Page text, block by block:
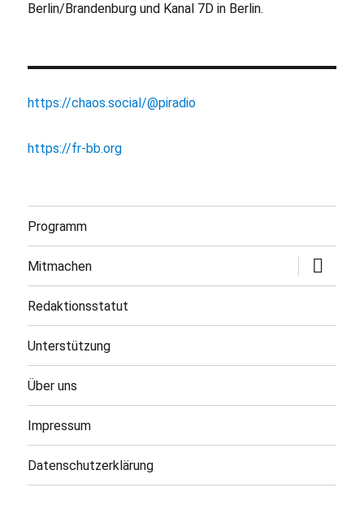
Berlin/Brandenburg und Kanal 7D in Berlin.
https://chaos.social/@piradio
https://fr-bb.org
Programm
Mitmachen
öffnen
Redaktionsstatut
Unterstützung
Über uns
Impressum
Datenschutzerklärung